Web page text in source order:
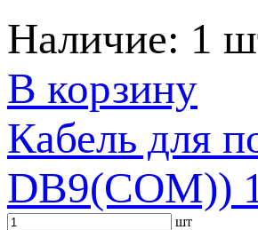
Наличие: 1
В корзину
Кабель для
DB9(COM))
шт